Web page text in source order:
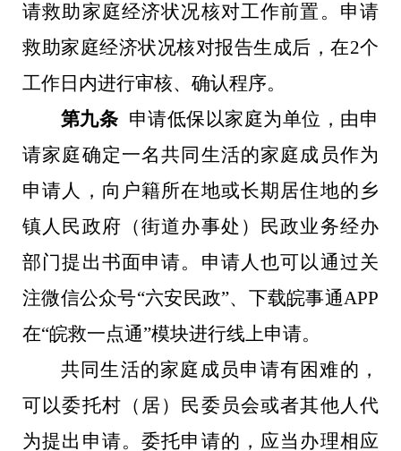
请救助家庭经济状况核对工作前置。申请
救助家庭经济状况核对报告生成后，在2个
工作日内进行审核、确认程序。
第九条 申请低保以家庭为单位，由申
请家庭确定一名共同生活的家庭成员作为
申请人，向户籍所在地或长期居住地的乡
镇人民政府（街道办事处）民政业务经办
部门提出书面申请。申请人也可以通过关
注微信公众号“六安民政”、下载皖事通APP
在“皖救一点通”模块进行线上申请。
共同生活的家庭成员申请有困难的，
可以委托村（居）民委员会或者其他人代
为提出申请。委托申请的，应当办理相应